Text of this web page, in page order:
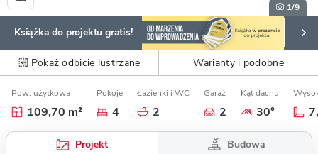
1/9
Książka do projektu gratis!
Pokaż odbicie lustrzane Warianty i podobne
Pow. użytkowa
109,70 m²
Pokoje
4
Łazienki i WC
2
Garaż
2
Kąt dachu
30°
Projekt Budowa